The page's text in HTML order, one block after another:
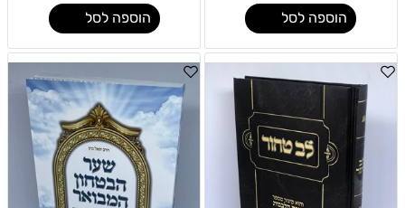
הוספה לסל הוספה לסל